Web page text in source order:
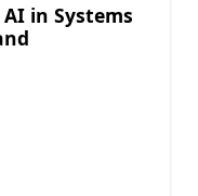
in Systems